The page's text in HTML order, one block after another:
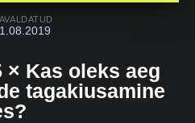
AVALDATUD
1.08.2019
× Kas oleks aeg
tagakiusamine